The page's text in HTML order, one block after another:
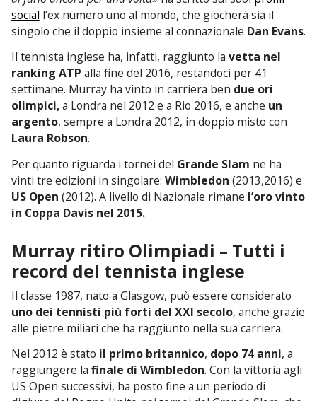
social l’ex numero uno al mondo, che giocherà sia il
singolo che il doppio insieme al connazionale Dan Evans.
Il tennista inglese ha, infatti, raggiunto la vetta nel
ranking ATP alla fine del 2016, restandoci per 41
settimane. Murray ha vinto in carriera ben due ori
olimpici,a Londra nel 2012 e a Rio 2016, e anche un
argento, sempre a Londra 2012, in doppio misto con
Laura Robson.
Per quanto riguarda i tornei del Grande Slam ne ha
vinti tre edizioni in singolare: Wimbledon (2013,2016) e
US Open (2012). A livello di Nazionale rimane l’oro vinto
in Coppa Davis nel 2015.
Murray ritiro Olimpiadi – Tutti i
record del tennista inglese
Il classe 1987, nato a Glasgow, può essere considerato
uno dei tennisti più forti del XXI secolo, anche grazie
alle pietre miliari che ha raggiunto nella sua carriera.
Nel 2012 è stato il primo britannico, dopo 74 anni, a
raggiungere la finale di Wimbledon. Con la vittoria agli
US Open successivi, ha posto fine a un periodo di